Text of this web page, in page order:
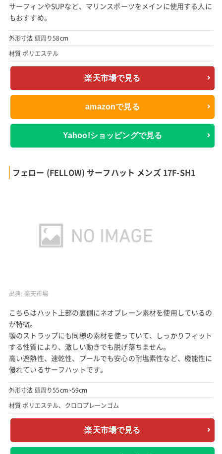
サーフィンやSUPなど、マリンスポーツをメインに使用する人に
もおすすめ。
外形寸法 頭周り58cm
材質 ポリエステル
楽天市場で見る
amazonで見る
Yahoo!ショッピングで見る
フェロー (FELLOW) サーフハット メンズ 17F-SH1
出典: 楽天市場
こちらはハット上部の裏側にネオプレーン素材を使用しているの
が特徴。
顎のストラップにも同様の素材を使っていて、しっかりフィット
する性質により、激しい動きでも脱げ落ちません。
高い遮熱性、速乾性、プールでも安心の耐塩素性など、機能性に
優れているサーフハットです。
外形寸法 頭周り55cm~59cm
材質 ポリエステル、クロロプレーンゴム
楽天市場で見る